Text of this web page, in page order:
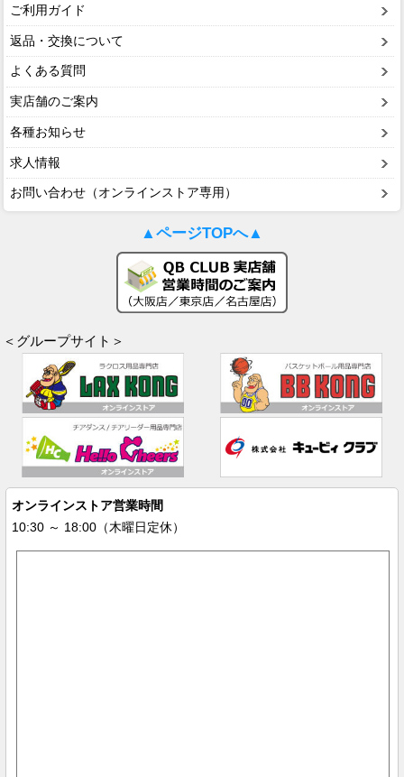
ご利用ガイド
返品・交換について
よくある質問
実店舗のご案内
各種お知らせ
求人情報
お問い合わせ（オンラインストア専用）
▲ページTOPへ▲
＜グループサイト＞
オンラインストア営業時間
10:30 ～ 18:00（木曜日定休）